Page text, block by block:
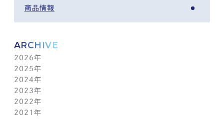
商品情報
ARCHIVE
2026年
8月(4)
7月(14)
6月(5)
5月(6)
4月(12)
2025年
12月(6)
11月(5)
10月(8)
9月(12)
2024年
12月(7)
11月(5)
10月(12)
2023年
12月(3)
11月(13)
2022年
12月(2)
2021年